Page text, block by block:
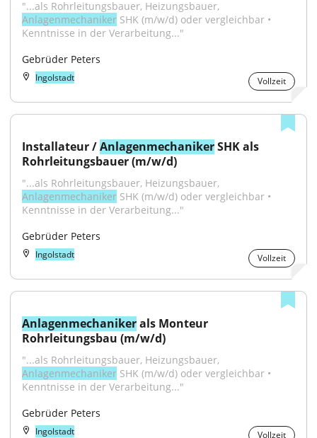
Anlagenmechaniker SHK (m/w/d) oder vergleichbar •
Kenntnisse in der Verarbeitung..."
Gebrüder Peters
Ingolstadt Vollzeit
Installateur / Anlagenmechaniker SHK als
Rohrleitungsbauer (m/w/d)
Anlagenmechaniker SHK (m/w/d) oder vergleichbar •
Kenntnisse in der Verarbeitung..."
Gebrüder Peters
Ingolstadt Vollzeit
Anlagenmechaniker als Monteur
Rohrleitungsbau (m/w/d)
Anlagenmechaniker SHK (m/w/d) oder vergleichbar •
Kenntnisse in der Verarbeitung..."
Gebrüder Peters
Ingolstadt Vollzeit